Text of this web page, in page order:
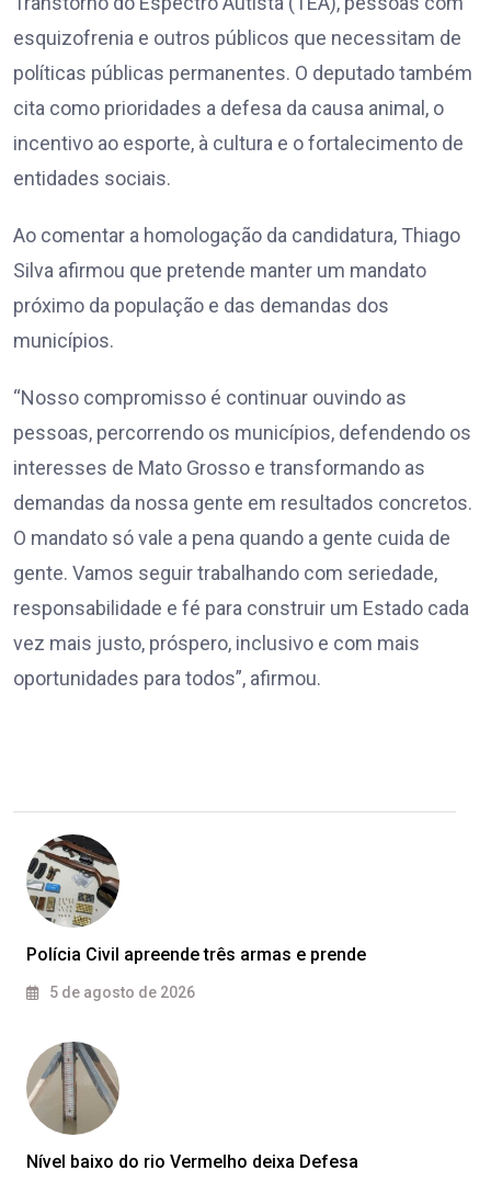
esquizofrenia e outros públicos que necessitam de
políticas públicas permanentes. O deputado também
cita como prioridades a defesa da causa animal, o
incentivo ao esporte, à cultura e o fortalecimento de
entidades sociais.
Ao comentar a homologação da candidatura, Thiago
Silva afirmou que pretende manter um mandato
próximo da população e das demandas dos
municípios.
“Nosso compromisso é continuar ouvindo as
pessoas, percorrendo os municípios, defendendo os
interesses de Mato Grosso e transformando as
demandas da nossa gente em resultados concretos.
O mandato só vale a pena quando a gente cuida de
gente. Vamos seguir trabalhando com seriedade,
responsabilidade e fé para construir um Estado cada
vez mais justo, próspero, inclusivo e com mais
oportunidades para todos”, afirmou.
Polícia Civil apreende três armas e prende
5 de agosto de 2026
Nível baixo do rio Vermelho deixa Defesa